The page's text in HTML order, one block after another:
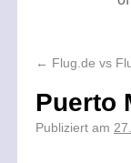
← Flug.de vs
Puerto
Publiziert am